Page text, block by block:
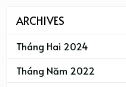
ARCHIVES
Tháng Hai 2024
Tháng Năm 2022